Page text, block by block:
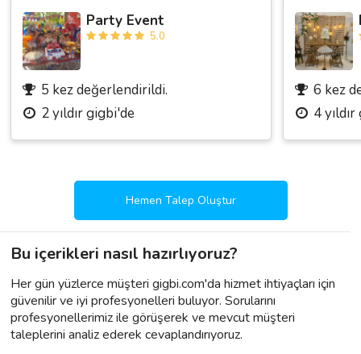
Party Event
5.0
5 kez değerlendirildi.
2 yıldır gigbi'de
6 kez
4
Hemen Talep Oluştur
Bu içerikleri nasıl hazırlıyoruz?
Her gün yüzlerce müşteri gigbi.com'da hizmet ihtiyaçları için
güvenilir ve iyi profesyonelleri buluyor. Sorularını
profesyonellerimiz ile görüşerek ve mevcut müşteri
taleplerini analiz ederek cevaplandırıyoruz.